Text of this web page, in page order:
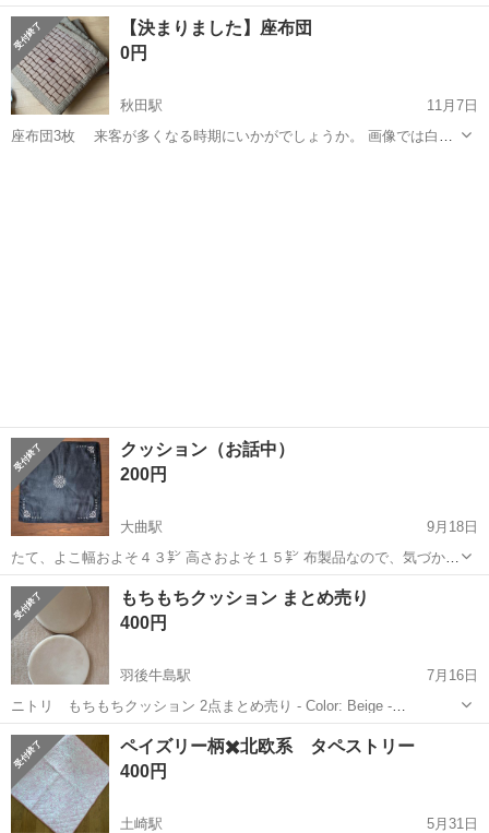
代～50代の男女大活躍中★日払い制度あり！マイカー通勤OK＆無料駐
車場完備！食堂利用可★交通費支給◎《福島県田村市》 人気の工場の
お仕事 ◇救命胴衣などのミ...
福島 田村市 その他
【決まりました】座布団
0円
秋田駅
11月7日
座布団3枚 来客が多くなる時期にいかがでしょうか。 画像では白っ
クッション（お話中）
200円
大曲駅
9月18日
たて、よこ幅およそ４３㌢ 高さおよそ１５㌢ 布製品なので、気づかな
い汚れあるかもしれませんが、ご理解いただける方にお願いしたいと
思います。
秋田 大仙市 大曲駅 ファブリック、カバー
もちもちクッション まとめ売り
400円
羽後牛島駅
7月16日
ニトリ もちもちクッション 2点まとめ売り - Color: Beige -
Thickness: 3.5 cm - Cover: Removable and washable 使用頻度は少な
く、特に大きな汚れはないです...
秋田 秋田市 羽後牛島駅 ファブリック、カバー
ペイズリー柄✖️北欧系 タペストリー
400円
土崎駅
5月31日